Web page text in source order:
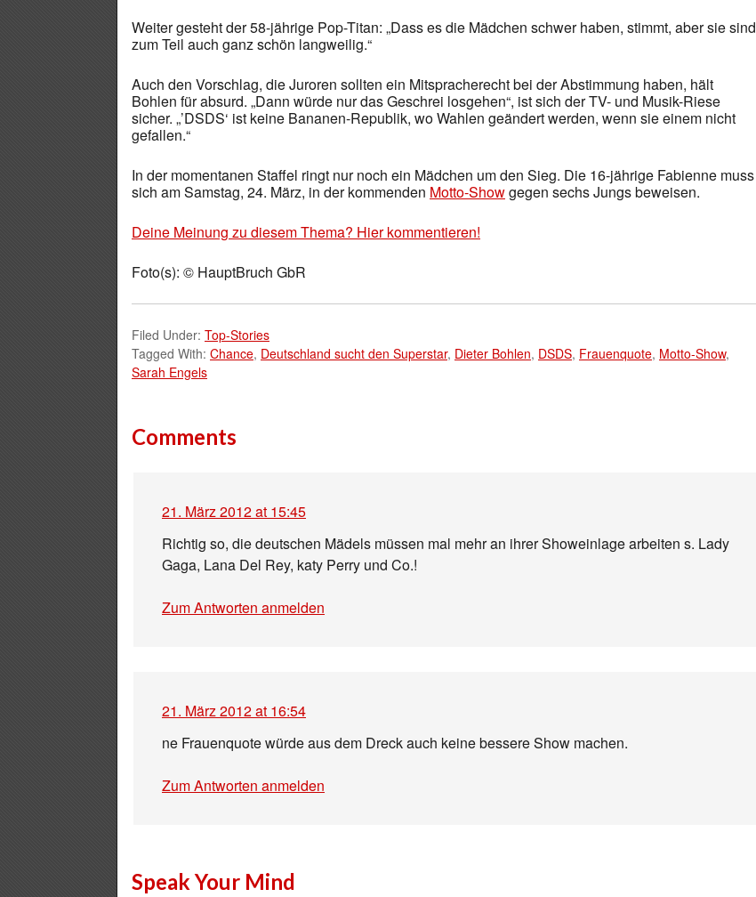
Weiter gesteht der 58-jährige Pop-Titan: „Dass es die Mädchen schwer haben, stimmt, aber sie sind
zum Teil auch ganz schön langweilig.“
Auch den Vorschlag, die Juroren sollten ein Mitspracherecht bei der Abstimmung haben, hält
Bohlen für absurd. „Dann würde nur das Geschrei losgehen“, ist sich der TV- und Musik-Riese
sicher. „’DSDS‘ ist keine Bananen-Republik, wo Wahlen geändert werden, wenn sie einem nicht
gefallen.“
In der momentanen Staffel ringt nur noch ein Mädchen um den Sieg. Die 16-jährige Fabienne muss
sich am Samstag, 24. März, in der kommenden Motto-Showgegen sechs Jungs beweisen.
Deine Meinung zu diesem Thema? Hier kommentieren!
Foto(s): © HauptBruch GbR
Filed Under: Top-Stories
Tagged With: Chance, Deutschland sucht den Superstar, Dieter Bohlen, DSDS, Frauenquote, Motto-Show,
Sarah Engels
Comments
21. März 2012 at 15:45
Richtig so, die deutschen Mädels müssen mal mehr an ihrer Showeinlage arbeiten s. Lady
Gaga, Lana Del Rey, katy Perry und Co.!
Zum Antworten anmelden
21. März 2012 at 16:54
ne Frauenquote würde aus dem Dreck auch keine bessere Show machen.
Zum Antworten anmelden
Speak Your Mind